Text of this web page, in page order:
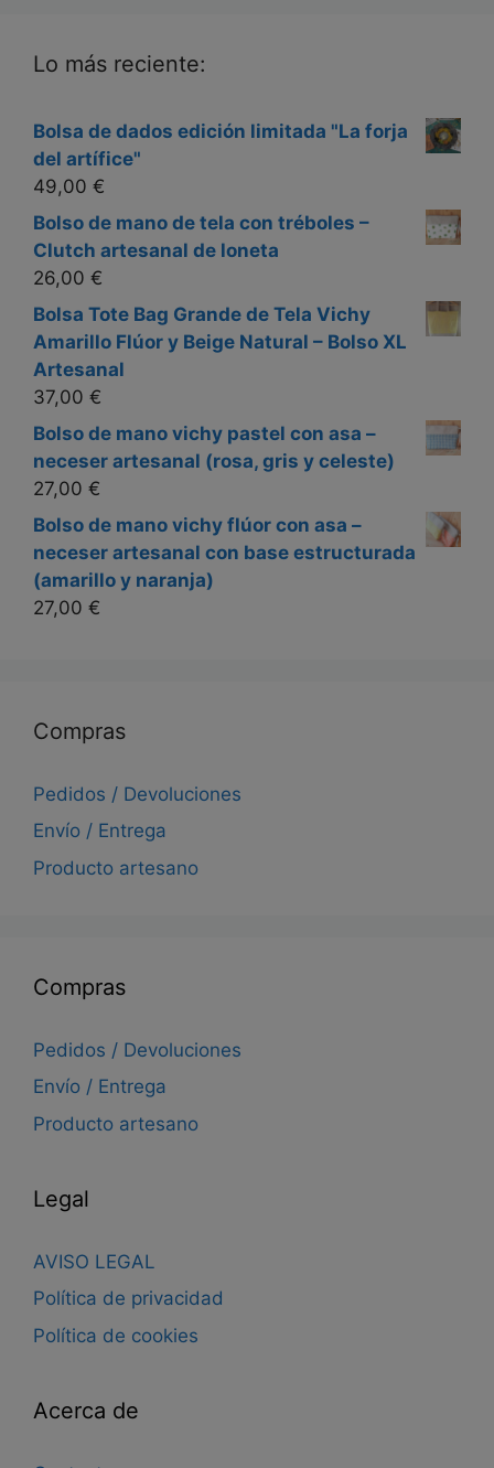
Lo más reciente:
Bolsa de dados edición limitada "La forja
del artífice"
49,00 €
Bolso de mano de tela con tréboles –
Clutch artesanal de loneta
26,00 €
Bolsa Tote Bag Grande de Tela Vichy
Amarillo Flúor y Beige Natural – Bolso XL
Artesanal
37,00 €
Bolso de mano vichy pastel con asa –
neceser artesanal (rosa, gris y celeste)
27,00 €
Bolso de mano vichy flúor con asa –
neceser artesanal con base estructurada
(amarillo y naranja)
27,00 €
Compras
Pedidos / Devoluciones
Envío / Entrega
Producto artesano
Compras
Pedidos / Devoluciones
Envío / Entrega
Producto artesano
Legal
AVISO LEGAL
Política de privacidad
Política de cookies
Acerca de